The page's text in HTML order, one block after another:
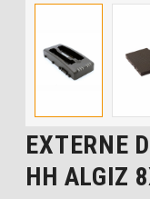
EXTERNE
HH ALGIZ